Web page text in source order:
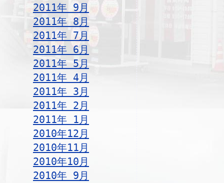
2011年 9月
2011年 8月
2011年 7月
2011年 6月
2011年 5月
2011年 4月
2011年 3月
2011年 2月
2011年 1月
2010年12月
2010年11月
2010年10月
2010年 9月